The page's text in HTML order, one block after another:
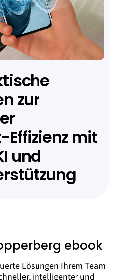
zur
mit
und
ebook
Lösungen Ihrem Team
intelligenter und